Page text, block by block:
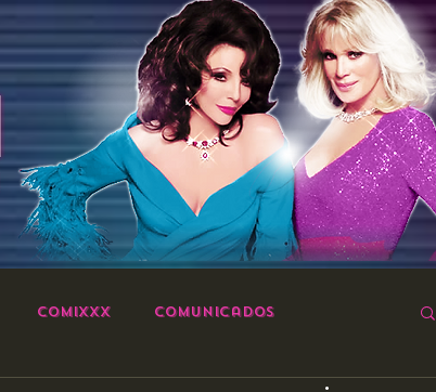
ComiXXX Comunicados